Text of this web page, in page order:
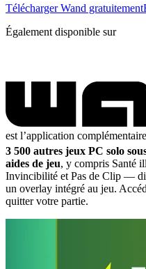
Télécharger Wand gratuitement
Également disponible sur
est l’application
3 500 autres jeux PC solo
aides de jeu, y compris Santé
Invincibilité et Pas de Clip —
un overlay intégré au jeu.
quitter votre partie.